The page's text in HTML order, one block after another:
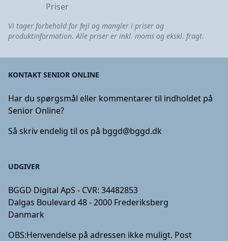
Priser
Vi tager forbehold for fejl og mangler i priser og
produktinformation. Alle priser er inkl. moms og ekskl. fragt.
KONTAKT SENIOR ONLINE
Har du spørgsmål eller kommentarer til indholdet på
Senior Online?
Så skriv endelig til os på bggd@bggd.dk
UDGIVER
BGGD Digital ApS - CVR: 34482853
Dalgas Boulevard 48 - 2000 Frederiksberg
Danmark
OBS:Henvendelse på adressen ikke muligt. Post